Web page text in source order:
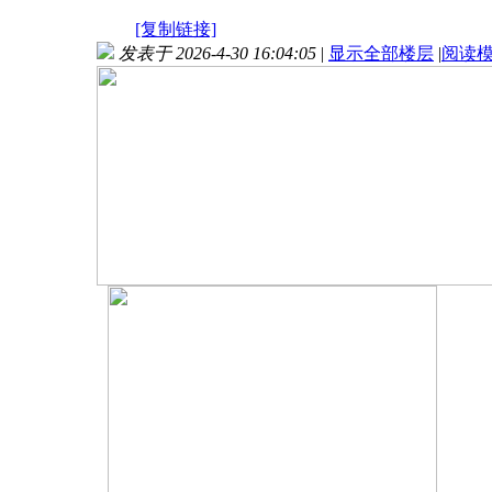
[复制链接]
发表于 2026-4-30 16:04:05 | 显示全部楼层 |阅读